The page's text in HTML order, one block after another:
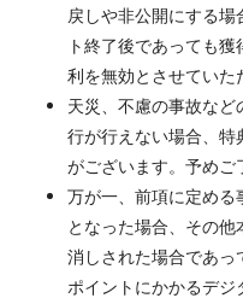
戻しや非公開にする
ト終了後であっても
利を無効とさせていた
天災、不慮の事故な
行が行えない場合、特
がございます。予めご
万が一、前項に定める
となった場合、その
消しされた場合であ
ポイントにかかるデ